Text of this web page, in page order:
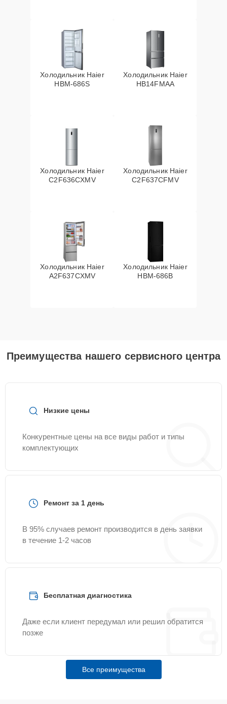
Холодильник Haier
HBM-686S
Холодильник Haier
HB14FMAA
Холодильник Haier
C2F636CXMV
Холодильник Haier
C2F637CFMV
Холодильник Haier
A2F637CXMV
Холодильник Haier
HBM-686B
Преимущества нашего сервисного центра
Низкие цены
Конкурентные цены на все виды работ и типы
комплектующих
Ремонт за 1 день
В 95% случаев ремонт производится в день заявки
в течение 1-2 часов
Бесплатная диагностика
Даже если клиент передумал или решил обратится
позже
Все преимущества